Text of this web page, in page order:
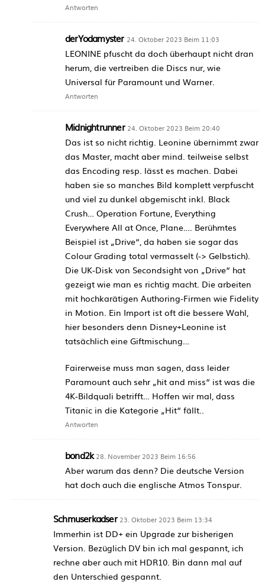
Antworten
derYodamyster 24. Oktober 2023 Beim 11:03
LEONINE pfuscht da doch überhaupt nicht dran
herum, die vertreiben die Discs nur, wie
Universal für Paramount und Warner.
Antworten
Midnightrunner 24. Oktober 2023 Beim 20:40
Das ist so nicht richtig. Leonine übernimmt zwar
das Master, macht aber mind. teilweise selbst
das Encoding resp. lässt es machen. Dabei
haben sie so manches Bild komplett verpfuscht
und viel zu dunkel abgemischt inkl. Black
Crush… Operation Fortune, Everything
Everywhere All at Once, Plane…. Berühmtes
Beispiel ist „Drive“, da haben sie sogar das
Colour Grading total vermasselt (-> Gelbstich).
Die UK-Disk von Secondsight von „Drive“ hat
gezeigt wie man es richtig macht. Die arbeiten
mit hochkarätigen Authoring-Firmen wie Fidelity
in Motion. Ein Import ist oft die bessere Wahl,
hier besonders denn Disney+Leonine ist
tatsächlich eine Giftmischung…
Fairerweise muss man sagen, dass leider
Paramount auch sehr „hit and miss“ ist was die
4K-Bildquali betrifft… Hoffen wir mal, dass
Titanic in die Kategorie „Hit“ fällt..
Antworten
bond2k 28. November 2023 Beim 16:56
Aber warum das denn? Die deutsche Version
hat doch auch die englische Atmos Tonspur.
Schmuserkadser 23. Oktober 2023 Beim 13:34
Immerhin ist DD+ ein Upgrade zur bisherigen
Version. Bezüglich DV bin ich mal gespannt, ich
rechne aber auch mit HDR10. Bin dann mal auf
den Unterschied gespannt.